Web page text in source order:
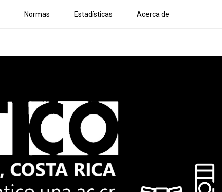
Normas Estadísticas Acerca de